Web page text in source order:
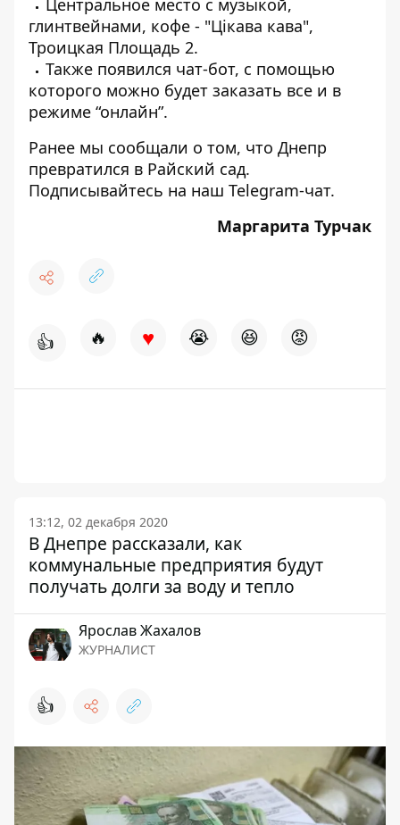
Центральное место с музыкой,
глинтвейнами, кофе - "Цікава кава",
Троицкая Площадь 2.
Также появился чат-бот, с помощью
которого можно будет заказать все и в
режиме “онлайн”.
Ранее мы сообщали о том, что Днепр
превратился в Райский сад.
Подписывайтесь на наш Telegram-чат.
Маргарита Турчак
👍 🔥 ♥ 😭 😆 😡
13:12, 02 декабря 2020
В Днепре рассказали, как
коммунальные предприятия будут
получать долги за воду и тепло
Ярослав Жахалов
ЖУРНАЛИСТ
👍